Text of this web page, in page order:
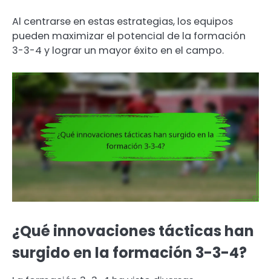
Al centrarse en estas estrategias, los equipos
pueden maximizar el potencial de la formación
3-3-4 y lograr un mayor éxito en el campo.
¿Qué innovaciones tácticas han
surgido en la formación 3-3-4?